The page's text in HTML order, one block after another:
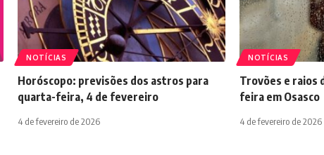
NOTÍCIAS
Horóscopo: previsões dos astros para
quarta-feira, 4 de fevereiro
4 de fevereiro de 2026
NOTÍCIAS
Trovões e raios
feira em Osasco
4 de fevereiro de 2026